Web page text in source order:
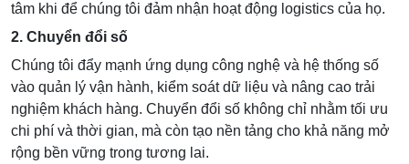
tâm khi để chúng tôi đảm nhận hoạt động logistics của họ.
2. Chuyển đổi số
Chúng tôi đẩy mạnh ứng dụng công nghệ và hệ thống số
vào quản lý vận hành, kiểm soát dữ liệu và nâng cao trải
nghiệm khách hàng. Chuyển đổi số không chỉ nhằm tối ưu
chi phí và thời gian, mà còn tạo nền tảng cho khả năng mở
rộng bền vững trong tương lai.